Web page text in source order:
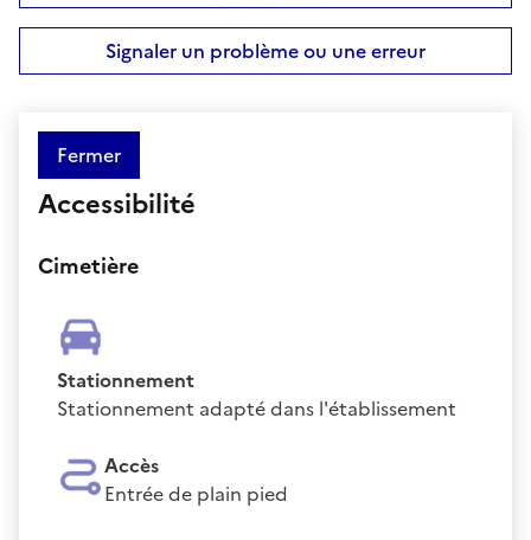
Signaler un problème ou une erreur
Fermer
Accessibilité
Cimetière
Stationnement
Stationnement adapté dans l'établissement
Accès
Entrée de plain pied